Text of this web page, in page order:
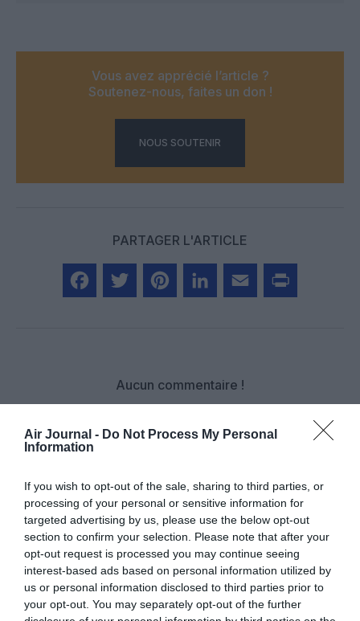
Air Journal - Do Not Process My Personal
Information
If you wish to opt-out of the sale, sharing to third parties, or
processing of your personal or sensitive information for
targeted advertising by us, please use the below opt-out
section to confirm your selection. Please note that after your
opt-out request is processed you may continue seeing
interest-based ads based on personal information utilized by
us or personal information disclosed to third parties prior to
your opt-out. You may separately opt-out of the further
Vous avez apprécié l’article ?
Soutenez-nous, faites un don !
NOUS SOUTENIR
PARTAGER L'ARTICLE
Aucun commentaire !
LAISSER UN COMMENTAIRE
FAIRE UN DON
Appel aux lecteurs !
Soutenez Air Journal participezà son
développement !